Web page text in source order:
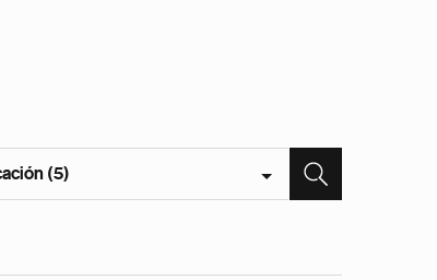
(5)